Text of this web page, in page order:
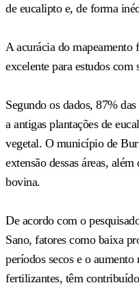
de eucalipto e, de forma
A acurácia do mapeamento
excelente para estudos com
Segundo os dados, 87%
a antigas plantações de
vegetal. O município de
extensão dessas áreas,
bovina.
De acordo com o
Sano, fatores como baixa
períodos secos e o
fertilizantes, têm contribuído